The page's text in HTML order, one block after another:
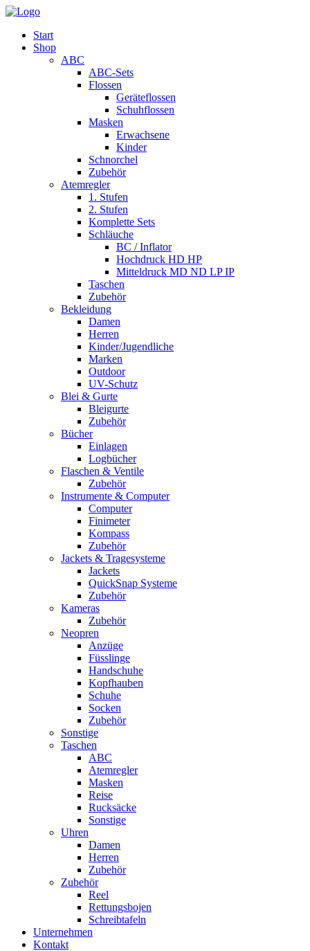
Start
Shop
ABC
ABC-Sets
Flossen
Geräteflossen
Schuhflossen
Masken
Erwachsene
Kinder
Schnorchel
Zubehör
Atemregler
1. Stufen
2. Stufen
Komplette Sets
Schläuche
BC / Inflator
Hochdruck HD HP
Mitteldruck MD ND LP IP
Taschen
Zubehör
Bekleidung
Damen
Herren
Kinder/Jugendliche
Marken
Outdoor
UV-Schutz
Blei & Gurte
Bleigurte
Zubehör
Bücher
Einlagen
Logbücher
Flaschen & Ventile
Zubehör
Instrumente & Computer
Computer
Finimeter
Kompass
Zubehör
Jackets & Tragesysteme
Jackets
QuickSnap Systeme
Zubehör
Kameras
Zubehör
Neopren
Anzüge
Füsslinge
Handschuhe
Kopfhauben
Schuhe
Socken
Zubehör
Sonstige
Taschen
ABC
Atemregler
Masken
Reise
Rucksäcke
Sonstige
Uhren
Damen
Herren
Zubehör
Zubehör
Reel
Rettungsbojen
Schreibtafeln
Unternehmen
Kontakt